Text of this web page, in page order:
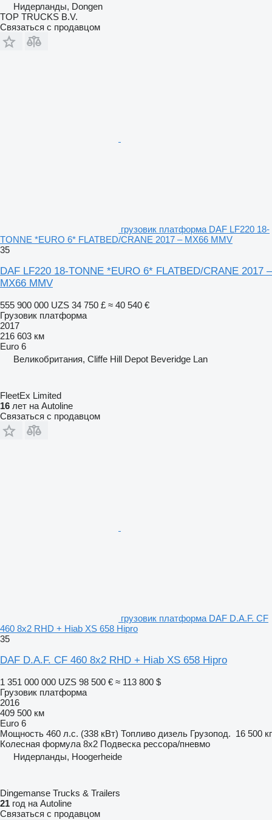
Нидерланды, Dongen
TOP TRUCKS B.V.
Связаться с продавцом
грузовик платформа DAF LF220 18-
TONNE *EURO 6* FLATBED/CRANE 2017 – MX66 MMV
35
DAF LF220 18-TONNE *EURO 6* FLATBED/CRANE 2017 –
MX66 MMV
555 900 000 UZS 34 750 £ ≈ 40 540 €
Грузовик платформа
2017
216 603 км
Euro 6
Великобритания, Cliffe Hill Depot Beveridge Lan
FleetEx Limited
16 лет на Autoline
Связаться с продавцом
грузовик платформа DAF D.A.F. CF
460 8x2 RHD + Hiab XS 658 Hipro
35
DAF D.A.F. CF 460 8x2 RHD + Hiab XS 658 Hipro
1 351 000 000 UZS 98 500 € ≈ 113 800 $
Грузовик платформа
2016
409 500 км
Euro 6
Мощность 460 л.с. (338 кВт) Топливо дизель Грузопод. 16 500 кг
Колесная формула 8x2 Подвеска рессора/пневмо
Нидерланды, Hoogerheide
Dingemanse Trucks & Trailers
21 год на Autoline
Связаться с продавцом